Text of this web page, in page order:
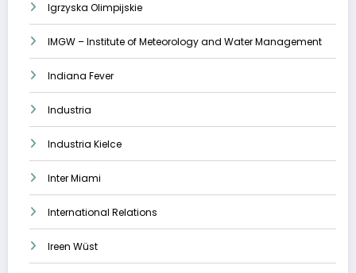
Igrzyska Olimpijskie
IMGW – Institute of Meteorology and Water Management
Indiana Fever
Industria
Industria Kielce
Inter Miami
International Relations
Ireen Wüst